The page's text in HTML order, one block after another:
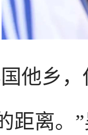
他乡
距离。